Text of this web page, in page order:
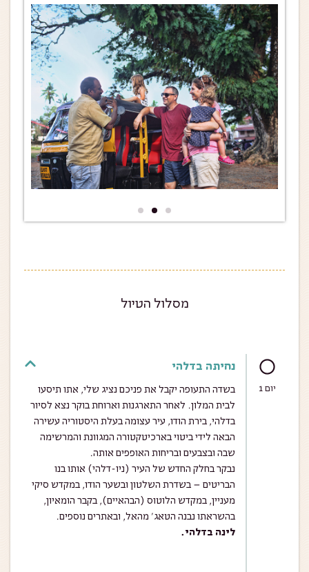
אתם משקפופרים כמוני? תיזהרו מהקופים בשימלה....
בשימלה הקופים אוהבים לחטוף כל דבר שנראה להם
מנצנץ ...זה יכול להיות המשקפיים שלכם, בעיקר לפני
הביקור במקדש הקופים, תקשרו את המשקפיים ותשמרו
עליהם טוב טוב...
מסלול הטיול
יום 1
נחיתה בדלהי
בשדה התעופה יקבל את פניכם נציג שלי, אתו תיסעו
לבית המלון. לאחר התארגנות וארוחת בוקר נצא לסיור
בדלהי, בירת הודו, עיר עצומה בעלת היסטוריה עשירה
הבאה לידי ביטוי בארכיטקטורה המגוונת והמרשימה
שבה ובצבעים ובריחות האופפים אותה.
נבקר בחלק החדש של העיר (ניו-דלהי) אותו בנו
הבריטים – בשדרת השלטון ובשער הודו, במקדש סיקי
מעניין, במקדש הלוטוס (הבהאיים), בקבר הומאיון,
בהשראתו נבנה הטאג’ מהאל, ובאתרים נוספים.
לינה בדלהי.